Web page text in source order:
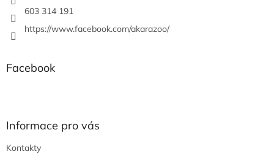
603 314 191
https://www.facebook.com/akarazoo/
Facebook
Informace pro vás
Kontakty